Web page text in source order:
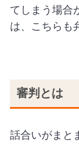
てしまう場合
は、こちらも
審判とは
話合いがまと